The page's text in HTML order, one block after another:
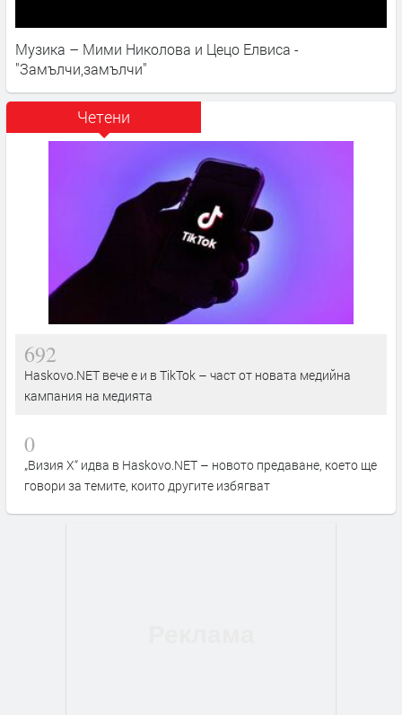
Музика – Мими Николова и Цецо Елвиса -
"Замълчи,замълчи"
Четени
692
Haskovo.NET вече е и в TikTok – част от новата медийна
кампания на медията
0
„Визия Х“ идва в Haskovo.NET – новото предаване, което ще
говори за темите, които другите избягват